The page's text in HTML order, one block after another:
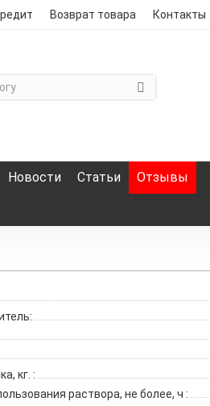
Возврат товара Контакты
Новости Статьи Отзывы
кг. :
раствора, не более, ч :